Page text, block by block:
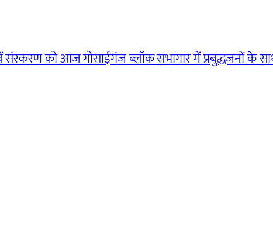
को आज गोसाईगंज ब्लॉक सभागार में प्रबुद्धजनों के